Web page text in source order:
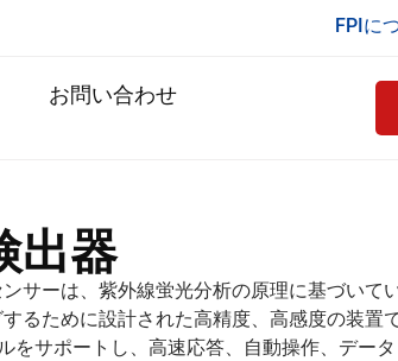
FPIに
お問い合わせ
出器
サーは、紫外線蛍光分析の原理に基づいて
るために設計された高精度、高感度の装置
をサポートし、高速応答、自動操作、デー